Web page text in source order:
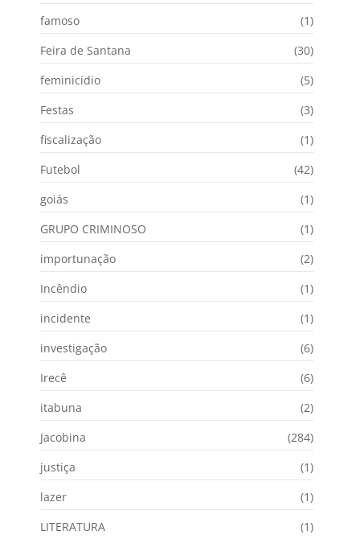
famoso
(1)
Feira de Santana
(30)
feminicídio
(5)
Festas
(3)
fiscalização
(1)
Futebol
(42)
goiás
(1)
GRUPO CRIMINOSO
(1)
importunação
(2)
Incêndio
(1)
incidente
(1)
investigação
(6)
Irecê
(6)
itabuna
(2)
Jacobina
(284)
justiça
(1)
lazer
(1)
LITERATURA
(1)